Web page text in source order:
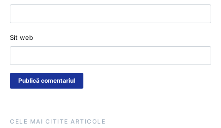
Sit web
CELE MAI CITITE ARTICOLE